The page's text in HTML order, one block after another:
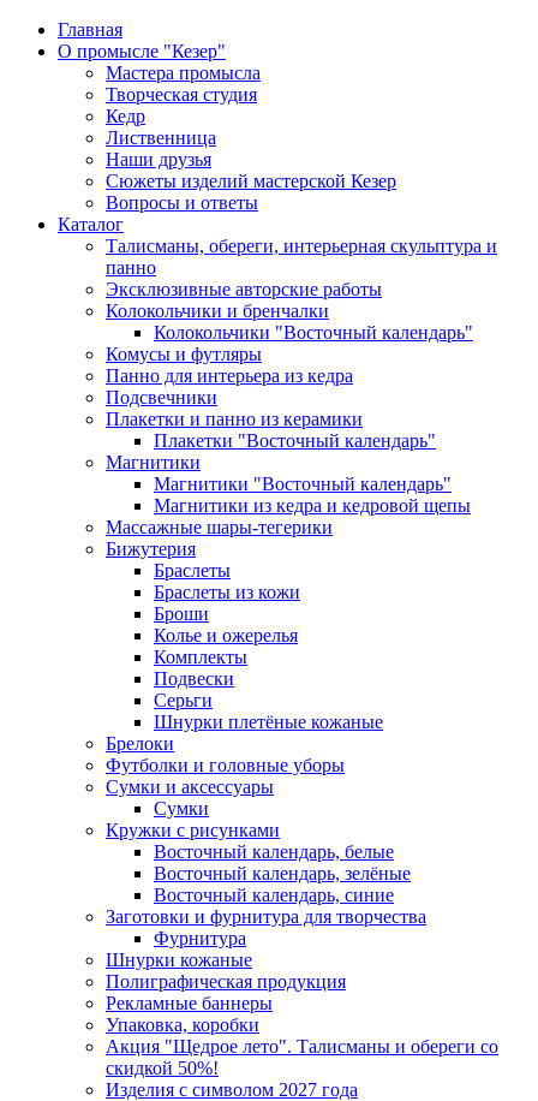
Главная
О промысле "Кезер"
Мастера промысла
Творческая студия
Кедр
Лиственница
Наши друзья
Сюжеты изделий мастерской Кезер
Вопросы и ответы
Каталог
Талисманы, обереги, интерьерная скульптура и
панно
Эксклюзивные авторские работы
Колокольчики и бренчалки
Колокольчики "Восточный календарь"
Комусы и футляры
Панно для интерьера из кедра
Подсвечники
Плакетки и панно из керамики
Плакетки "Восточный календарь"
Магнитики
Магнитики "Восточный календарь"
Магнитики из кедра и кедровой щепы
Массажные шары-тегерики
Бижутерия
Браслеты
Браслеты из кожи
Броши
Колье и ожерелья
Комплекты
Подвески
Серьги
Шнурки плетёные кожаные
Брелоки
Футболки и головные уборы
Сумки и аксессуары
Сумки
Кружки с рисунками
Восточный календарь, белые
Восточный календарь, зелёные
Восточный календарь, синие
Заготовки и фурнитура для творчества
Фурнитура
Шнурки кожаные
Полиграфическая продукция
Рекламные баннеры
Упаковка, коробки
Акция "Щедрое лето". Талисманы и обереги со
скидкой 50%!
Изделия с символом 2027 года